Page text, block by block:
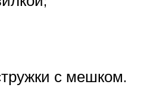
с мешком.